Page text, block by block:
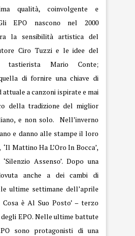
qualità, coinvolgente e
EPO nascono nel 2000
la sensibilità artistica del
Ciro Tuzzi e le idee del
tastierista Mario Conte;
di fornire una chiave di
a canzoni ispirate e mai
della tradizione del miglior
e non solo. Nell’inverno
e danno alle stampe il loro
‘Il Mattino Ha L’Oro In Bocca’,
Assenso’. Dopo una
anche a dei cambi di
ultime settimane dell’aprile
Cosa è Al Suo Posto’ – terzo
EPO. Nelle ultime battute
sono protagonisti di una